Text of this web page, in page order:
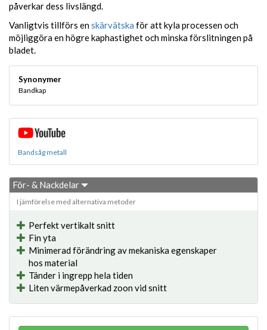
påverkar dess livslängd.
Vanligtvis tillförs enskärvätska för att kyla processen och
möjliggöra en högre kaphastighet och minska förslitningen på
bladet.
Synonymer
Bandkap
Bandsåg metall
För- & Nackdelar
I jämförelse med alternativa metoder
Perfekt vertikalt snitt
Fin yta
Minimerad förändring av mekaniska egenskaper
hos material
Tänder i ingrepp hela tiden
Liten värmepåverkad zoon vid snitt